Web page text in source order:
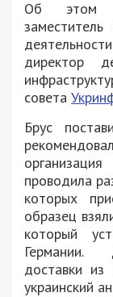
Об этом
директор
совета
Брус
проводила
которых
образец
который
Германии.
доставки
украинский